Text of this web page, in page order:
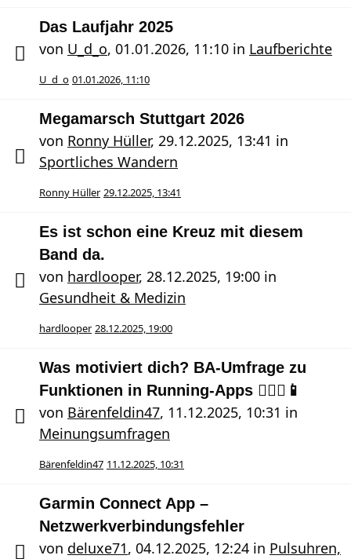
Das Laufjahr 2025
von U_d_o, 01.01.2026, 11:10 in Laufberichte
U_d_o 01.01.2026, 11:10
Megamarsch Stuttgart 2026
von Ronny Hüller, 29.12.2025, 13:41 in
Sportliches Wandern
Ronny Hüller 29.12.2025, 13:41
Es ist schon eine Kreuz mit diesem
Band da.
von hardlooper, 28.12.2025, 19:00 in
Gesundheit & Medizin
hardlooper 28.12.2025, 19:00
Was motiviert dich? BA-Umfrage zu
Funktionen in Running-Apps 🏃🏻‍♀️📱
von Bärenfeldin47, 11.12.2025, 10:31 in
Meinungsumfragen
Bärenfeldin47 11.12.2025, 10:31
Garmin Connect App –
Netzwerkverbindungsfehler
von deluxe71, 04.12.2025, 12:24 in Pulsuhren,